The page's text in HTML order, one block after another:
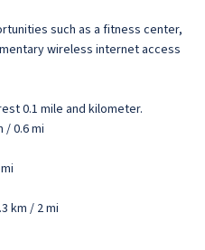
such as a fitness center,
wireless internet access
0.1 mile and kilometer.
/ 0.6 mi
km / 2 mi